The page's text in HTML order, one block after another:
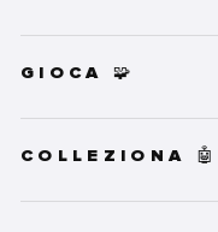
GIOCA 🧩
COLLEZIONA 🤖